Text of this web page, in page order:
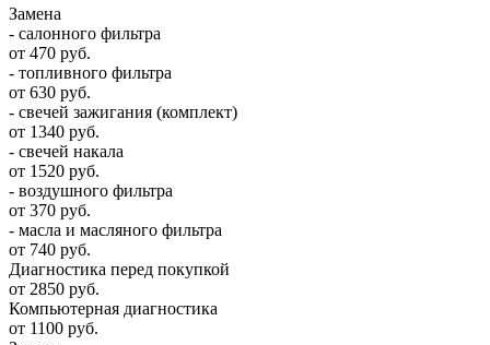
Замена
- салонного фильтра
от 470 руб.
- топливного фильтра
от 630 руб.
- свечей зажигания (комплект)
от 1340 руб.
- свечей накала
от 1520 руб.
- воздушного фильтра
от 370 руб.
- масла и масляного фильтра
от 740 руб.
Диагностика перед покупкой
от 2850 руб.
Компьютерная диагностика
от 1100 руб.